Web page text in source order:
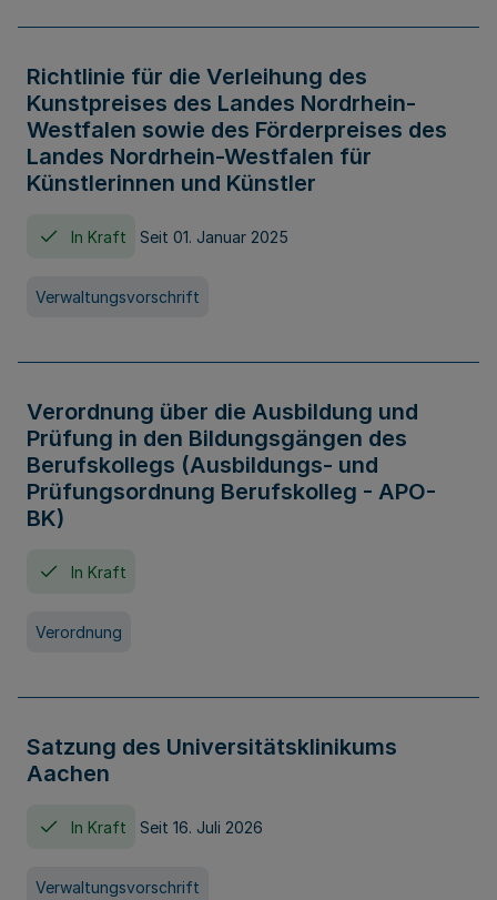
Richtlinie für die Verleihung des
Kunstpreises des Landes Nordrhein-
Westfalen sowie des Förderpreises des
Landes Nordrhein-Westfalen für
Künstlerinnen und Künstler
In Kraft Seit 01. Januar 2025
Verwaltungsvorschrift
Verordnung über die Ausbildung und
Prüfung in den Bildungsgängen des
Berufskollegs (Ausbildungs- und
Prüfungsordnung Berufskolleg - APO-
BK)
In Kraft
Verordnung
Satzung des Universitätsklinikums
Aachen
In Kraft Seit 16. Juli 2026
Verwaltungsvorschrift